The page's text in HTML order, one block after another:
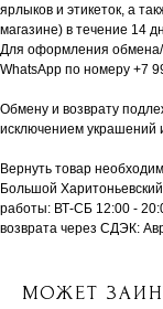
ярлыков и этикеток, а
магазине) в течение 14
Для оформления обмена/
WhatsApp по номеру +7
Обмену и возврату
исключением украшений
Вернуть товар
Большой
работы: ВТ-СБ 12:00 -
возврата через СДЭК:
МОЖЕТ